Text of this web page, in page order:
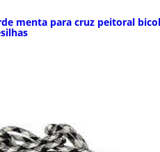
menta para cruz peitoral